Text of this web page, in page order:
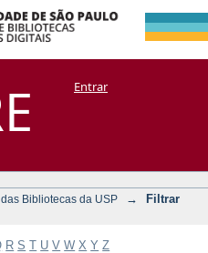
por:
+ CoriscoEntrar
Bibliotecas da USP →
Filtrar
R S T U V W X Y Z